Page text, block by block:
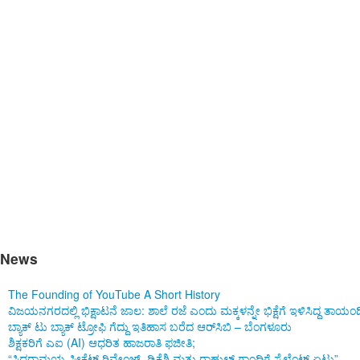
News
The Founding of YouTube A Short History
ವಿಜಯನಗರದಲ್ಲಿ ಭಿಕ್ಷಾಟನೆ ಜಾಲ: ಶಾಲೆ ರಜೆ ಎಂದು ಮಕ್ಕಳನ್ನೇ ಭಿಕ್ಷೆಗೆ ಇಳಿಸಿದ್ದ
ಬ್ಯಾಕ್ ಟು ಬ್ಯಾಕ್ ಟ್ರೋಫಿ ಗೆದ್ದು ಇತಿಹಾಸ ಬರೆದ ಆರ್‌ಸಿಬಿ – ಬೆಂಗಳೂರು
ಶಿಕ್ಷಕರಿಗೆ ಎಐ (AI) ಆಧರಿತ ಹಾಜರಾತಿ ಫಜೀತಿ;